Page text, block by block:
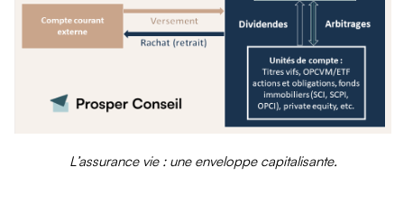
L’assurance vie : une enveloppe capitalisante.